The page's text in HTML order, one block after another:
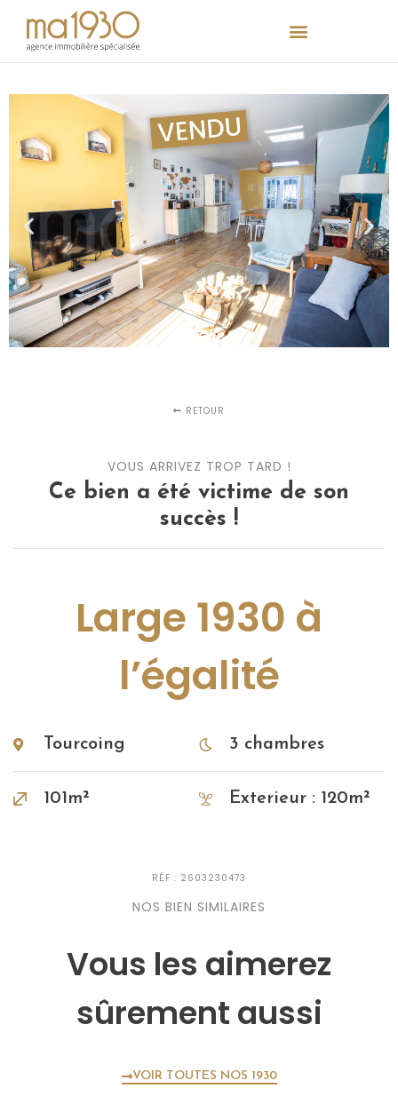
RETOUR
VOUS ARRIVEZ TROP TARD !
Ce bien a été victime de son
succès !
Large 1930 à
l’égalité
Tourcoing 3 chambres
101m² Exterieur : 120m²
RÉF : 2603230473
NOS BIEN SIMILAIRES
Vous les aimerez
sûrement aussi
VOIR TOUTES NOS 1930